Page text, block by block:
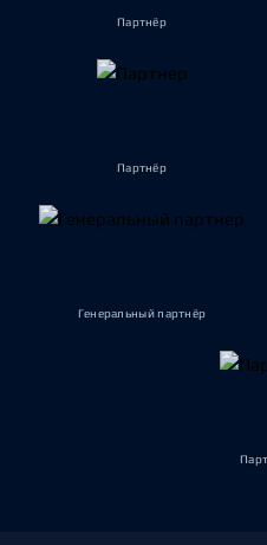
Партнёр
Партнёр
Генеральный партнёр